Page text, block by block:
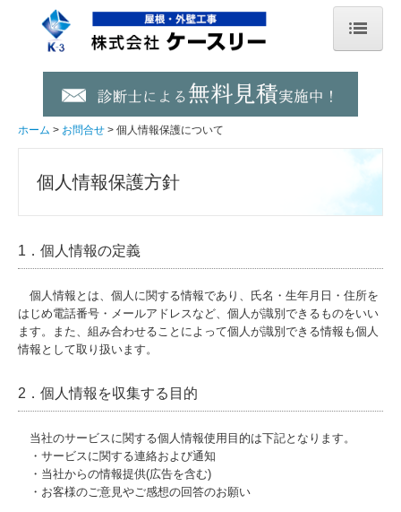
ホーム
屋根・外壁リフォーム、修理
内装・水廻りリフォーム、修理
防蟻 害虫駆除 エコボロン
防蟻・害虫駆除
商品一覧
シロアリ豆知識
施工事例
専用お問合せ・注文フォーム
ホーム お問合せ 個人情報保護について
個人情報保護方針
1．個人情報の定義
個人情報とは、個人に関する情報であり、氏名・生年月日・住所を
はじめ電話番号・メールアドレスなど、個人が識別できるものをいい
ます。また、組み合わせることによって個人が識別できる情報も個人
情報として取り扱います。
2．個人情報を収集する目的
当社のサービスに関する個人情報使用目的は下記となります。
・サービスに関する連絡および通知
・当社からの情報提供(広告を含む)
・お客様のご意見やご感想の回答のお願い